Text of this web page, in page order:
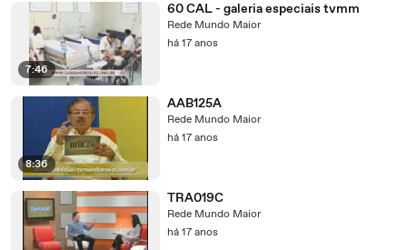
7:46
60 CAL - galeria especiais tvmm
Rede Mundo Maior
há 17 anos
8:36
AAB125A
Rede Mundo Maior
há 17 anos
TRA019C
Rede Mundo Maior
há 17 anos